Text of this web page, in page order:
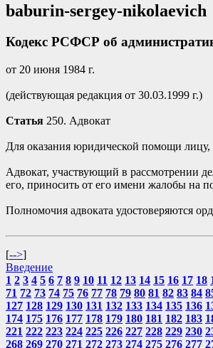
baburin-sergey-nikolaevich
Кодекс РСФСР об
от 20 июня 1984 г.
(действующая редакция от 30.03.1999 г.)
Статья 250. Адвокат
Для оказания юридической помощи лицу,
Адвокат, участвующий в рассмотрении
его, приносить от его имени жалобы на
Полномочия адвоката удостоверяются
[-->]
Введение
1 2 3 4 5 6 7 8 9 10 11 12 13 14 15 16 17 18
71 72 73 74 75 76 77 78 79 80 81 82 83 84
127 128 129 130 131 132 133 134 135 136
174 175 176 177 178 179 180 181 182 183
221 222 223 224 225 226 227 228 229 230
268 269 270 271 272 273 274 275 276 277